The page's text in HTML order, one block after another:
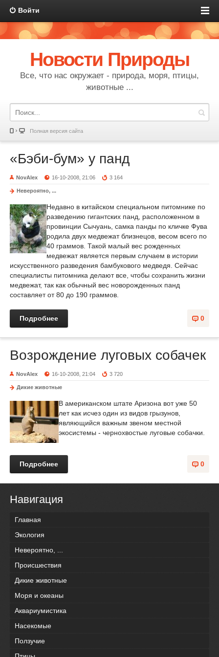
Войти
Новости Природы
Все, что нас окружает - природа, моря, птицы,
животные ...
Полная версия сайта
«Бэби-бум» у панд
NovAlex 16-10-2008, 21:06 3 164
Невероятно, ...
Недавно в китайском специальном питомнике по
разведению гигантских панд, расположенном в
провинции Сычуань, самка панды по кличке Фува
родила двух медвежат близнецов, весом всего по
40 граммов. Такой малый вес рожденных
медвежат является первым случаем в истории
искусственного разведения бамбукового медведя. Сейчас
специалисты питомника делают все, чтобы сохранить жизни
медвежат, так как обычный вес новорожденных панд
составляет от 80 до 190 граммов.
0
Подробнее
Возрождение луговых собачек
NovAlex 16-10-2008, 21:04 3 720
Дикие животные
В американском штате Аризона вот уже 50
лет как исчез один из видов грызунов,
являющийся важным звеном местной
экосистемы - чернохвостые луговые собачки.
0
Подробнее
Навигация
Главная
Экология
Невероятно, ...
Происшествия
Дикие животные
Моря и океаны
Аквариумистика
Насекомые
Ползучие